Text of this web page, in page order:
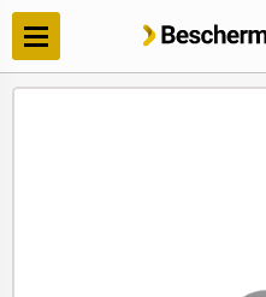
Meteen
naar de
content